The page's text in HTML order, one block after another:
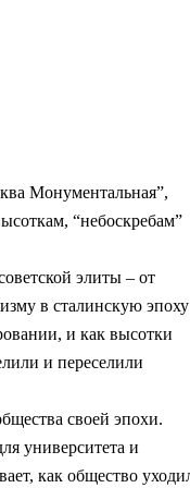
Монументальная”,
“небоскребам”
элиты – от
в сталинскую эпоху
и как высотки
и переселили
своей эпохи.
университета и
как общество